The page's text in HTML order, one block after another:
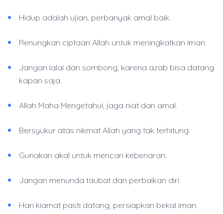
Hidup adalah ujian, perbanyak amal baik.
Renungkan ciptaan Allah untuk meningkatkan iman.
Jangan lalai dan sombong, karena azab bisa datang
kapan saja.
Allah Maha Mengetahui, jaga niat dan amal.
Bersyukur atas nikmat Allah yang tak terhitung.
Gunakan akal untuk mencari kebenaran.
Jangan menunda taubat dan perbaikan diri.
Hari kiamat pasti datang, persiapkan bekal iman.